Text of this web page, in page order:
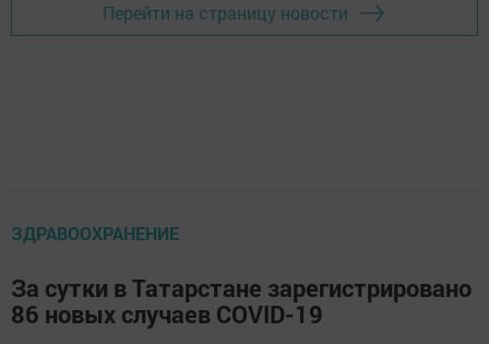
Перейти на страницу новости
ЗДРАВООХРАНЕНИЕ
За сутки в Татарстане зарегистрировано
86 новых случаев COVID-19